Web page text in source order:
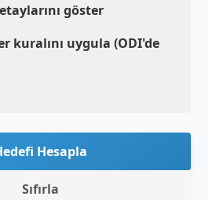
göster
kuralını uygula (ODI'de
Hesapla
Sıfırla